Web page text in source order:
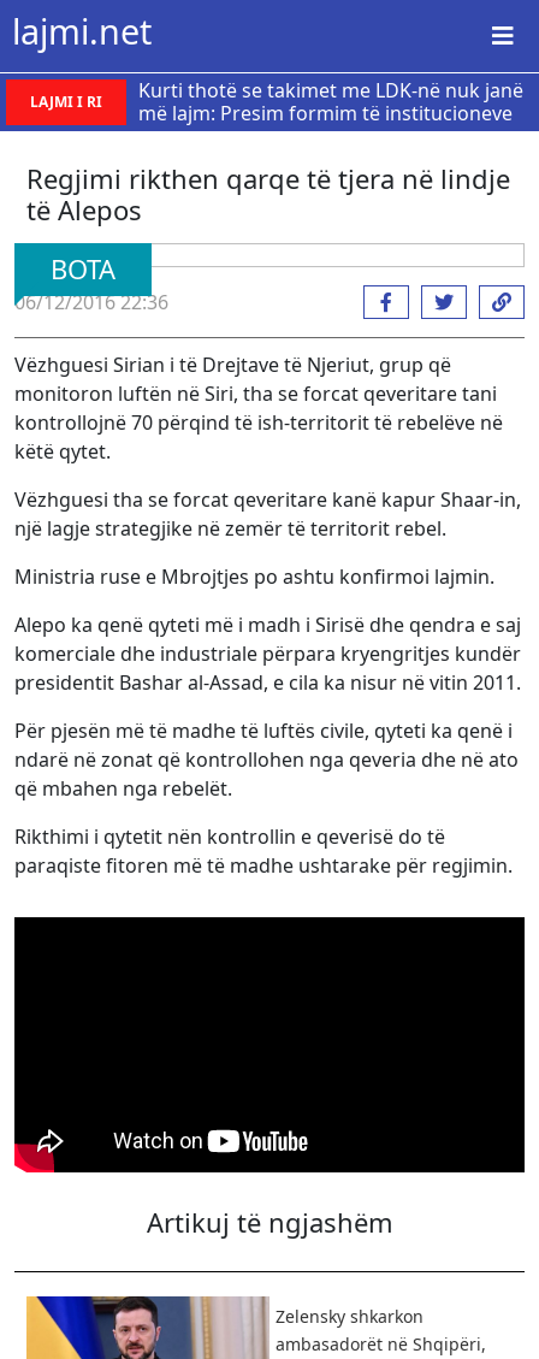
lajmi.net
LAJMI I RI
Kurti thotë se takimet me LDK-në nuk janë
më lajm: Presim formim të institucioneve
Regjimi rikthen qarqe të tjera në lindje
të Alepos
BOTA
06/12/2016 22:36
Vëzhguesi Sirian i të Drejtave të Njeriut, grup që
monitoron luftën në Siri, tha se forcat qeveritare tani
kontrollojnë 70 përqind të ish-territorit të rebelëve në
këtë qytet.
Vëzhguesi tha se forcat qeveritare kanë kapur Shaar-in,
një lagje strategjike në zemër të territorit rebel.
Ministria ruse e Mbrojtjes po ashtu konfirmoi lajmin.
Alepo ka qenë qyteti më i madh i Sirisë dhe qendra e saj
komerciale dhe industriale përpara kryengritjes kundër
presidentit Bashar al-Assad, e cila ka nisur në vitin 2011.
Për pjesën më të madhe të luftës civile, qyteti ka qenë i
ndarë në zonat që kontrollohen nga qeveria dhe në ato
që mbahen nga rebelët.
Rikthimi i qytetit nën kontrollin e qeverisë do të
paraqiste fitoren më të madhe ushtarake për regjimin.
Artikuj të ngjashëm
Zelensky shkarkon
ambasadorët në Shqipëri,